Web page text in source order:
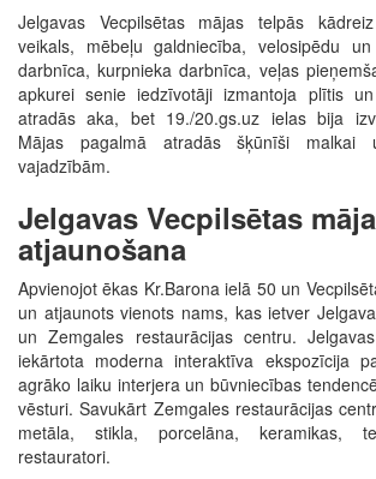
Jelgavas Vecpilsētas mājas telpās
veikals, mēbeļu galdniecība, velosipēdu
darbnīca, kurpnieka darbnīca, veļas
apkurei senie iedzīvotāji izmantoja plītis
atradās aka, bet 19./20.gs.uz ielas bija
Mājas pagalmā atradās šķūnīši malkai
vajadzībām.
Jelgavas Vecpilsētas
atjaunošana
Apvienojot ēkas Kr.Barona ielā 50 un
un atjaunots vienots nams, kas ietver
un Zemgales restaurācijas centru.
iekārtota moderna interaktīva ekspozīcija
agrāko laiku interjera un būvniecības
vēsturi. Savukārt Zemgales restaurācijas
metāla, stikla, porcelāna, keramikas,
restauratori.